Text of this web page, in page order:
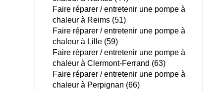
Faire réparer / entretenir une pompe à
chaleur à Reims (51)
Faire réparer / entretenir une pompe à
chaleur à Lille (59)
Faire réparer / entretenir une pompe à
chaleur à Clermont-Ferrand (63)
Faire réparer / entretenir une pompe à
chaleur à Perpignan (66)